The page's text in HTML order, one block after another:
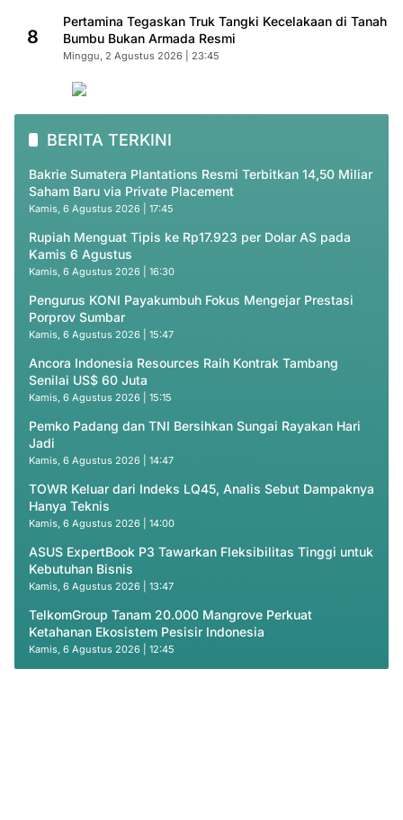
8
Pertamina Tegaskan Truk Tangki Kecelakaan di Tanah
Bumbu Bukan Armada Resmi
Minggu, 2 Agustus 2026 | 23:45
BERITA TERKINI
Bakrie Sumatera Plantations Resmi Terbitkan 14,50 Miliar
Saham Baru via Private Placement
Kamis, 6 Agustus 2026 | 17:45
Rupiah Menguat Tipis ke Rp17.923 per Dolar AS pada
Kamis 6 Agustus
Kamis, 6 Agustus 2026 | 16:30
Pengurus KONI Payakumbuh Fokus Mengejar Prestasi
Porprov Sumbar
Kamis, 6 Agustus 2026 | 15:47
Ancora Indonesia Resources Raih Kontrak Tambang
Senilai US$ 60 Juta
Kamis, 6 Agustus 2026 | 15:15
Pemko Padang dan TNI Bersihkan Sungai Rayakan Hari
Jadi
Kamis, 6 Agustus 2026 | 14:47
TOWR Keluar dari Indeks LQ45, Analis Sebut Dampaknya
Hanya Teknis
Kamis, 6 Agustus 2026 | 14:00
ASUS ExpertBook P3 Tawarkan Fleksibilitas Tinggi untuk
Kebutuhan Bisnis
Kamis, 6 Agustus 2026 | 13:47
TelkomGroup Tanam 20.000 Mangrove Perkuat
Ketahanan Ekosistem Pesisir Indonesia
Kamis, 6 Agustus 2026 | 12:45